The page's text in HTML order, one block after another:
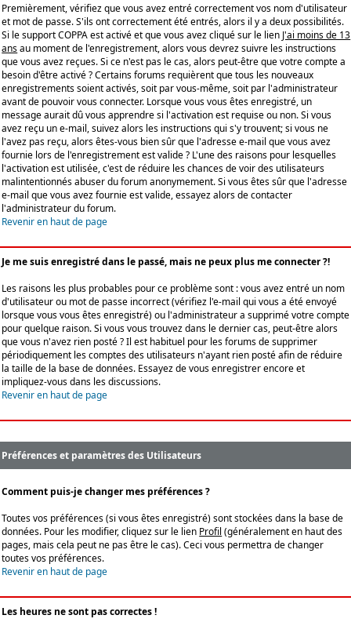
Premièrement, vérifiez que vous avez entré correctement vos nom d'utilisateur
et mot de passe. S'ils ont correctement été entrés, alors il y a deux possibilités.
Si le support COPPA est activé et que vous avez cliqué sur le lien J'ai moins de 13
ansau moment de l'enregistrement, alors vous devrez suivre les instructions
que vous avez reçues. Si ce n'est pas le cas, alors peut-être que votre compte a
besoin d'être activé ? Certains forums requièrent que tous les nouveaux
enregistrements soient activés, soit par vous-même, soit par l'administrateur
avant de pouvoir vous connecter. Lorsque vous vous êtes enregistré, un
message aurait dû vous apprendre si l'activation est requise ou non. Si vous
avez reçu un e-mail, suivez alors les instructions qui s'y trouvent; si vous ne
l'avez pas reçu, alors êtes-vous bien sûr que l'adresse e-mail que vous avez
fournie lors de l'enregistrement est valide ? L'une des raisons pour lesquelles
l'activation est utilisée, c'est de réduire les chances de voir des utilisateurs
malintentionnés abuser du forum anonymement. Si vous êtes sûr que l'adresse
e-mail que vous avez fournie est valide, essayez alors de contacter
l'administrateur du forum.
Revenir en haut de page
Je me suis enregistré dans le passé, mais ne peux plus me connecter ?!
Les raisons les plus probables pour ce problème sont : vous avez entré un nom
d'utilisateur ou mot de passe incorrect (vérifiez l'e-mail qui vous a été envoyé
lorsque vous vous êtes enregistré) ou l'administrateur a supprimé votre compte
pour quelque raison. Si vous vous trouvez dans le dernier cas, peut-être alors
que vous n'avez rien posté ? Il est habituel pour les forums de supprimer
périodiquement les comptes des utilisateurs n'ayant rien posté afin de réduire
la taille de la base de données. Essayez de vous enregistrer encore et
impliquez-vous dans les discussions.
Revenir en haut de page
Préférences et paramètres des Utilisateurs
Comment puis-je changer mes préférences ?
Toutes vos préférences (si vous êtes enregistré) sont stockées dans la base de
données. Pour les modifier, cliquez sur le lien Profil (généralement en haut des
pages, mais cela peut ne pas être le cas). Ceci vous permettra de changer
toutes vos préférences.
Revenir en haut de page
Les heures ne sont pas correctes !